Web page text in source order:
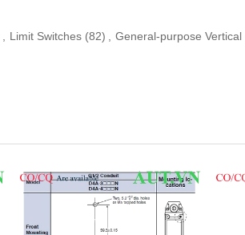
Limit Switches (82) General-purpose Vertical